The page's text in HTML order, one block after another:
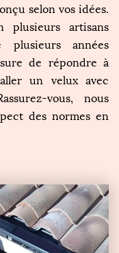
selon vos idées.
plusieurs artisans
années
de répondre à
un velux avec
vous, nous
des normes en